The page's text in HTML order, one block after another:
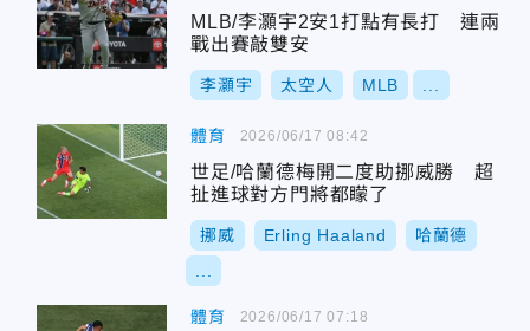
MLB/李灝宇2安1打點有長打 連兩
戰出賽敲雙安
李灝宇 太空人 MLB
體育
世足/哈蘭德梅開二度助挪威勝 超
扯進球對方門將都矇了
挪威 Erling Haaland 哈蘭德
2026/06/17 08:42
體育 2026/06/17 07:18